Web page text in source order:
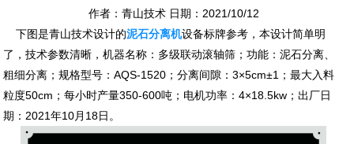
作者：青山技术 日期：2021/10/12
下图是青山技术设计的泥石分离机设备标牌参考，本设计简单明
了，技术参数清晰，机器名称：多级联动滚轴筛；功能：泥石分离、
粗细分离；规格型号：AQS-1520；分离间隙：3×5cm±1；最大入料
粒度50cm；每小时产量350-600吨；电机功率：4×18.5kw；出厂日
期：2021年10月18日。